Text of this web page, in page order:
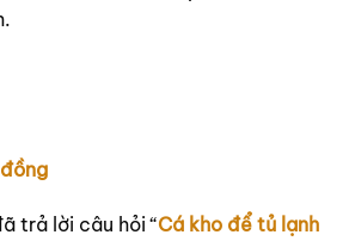
trả lời câu hỏi “Cá kho để tủ lạnh